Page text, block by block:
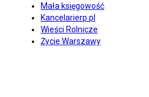
Mała księgowość
Kancelarierp.pl
Wieści Rolnicze
Życie Warszawy